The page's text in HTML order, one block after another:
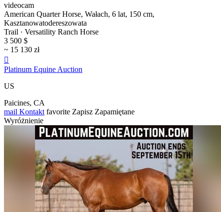
videocam
American Quarter Horse, Wałach, 6 lat, 150 cm,
Kasztanowatodereszowata
Trail · Versatility Ranch Horse
3 500 $
~ 15 130 zł

Platinum Equine Auction
US
Paicines, CA
mail Kontakt favorite Zapisz Zapamiętane
Wyróżnienie